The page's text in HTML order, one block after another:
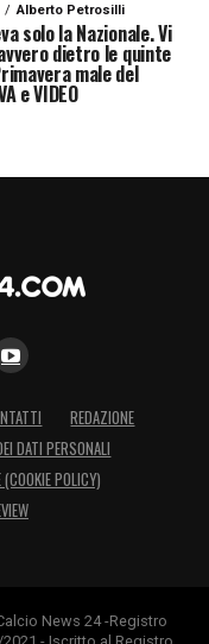
Alberto Petrosilli
solo la Nazionale. Vi
dietro le quinte
male del
e VIDEO
REDAZIONE
DATI PERSONALI
POLICY)
News 24 -Registro